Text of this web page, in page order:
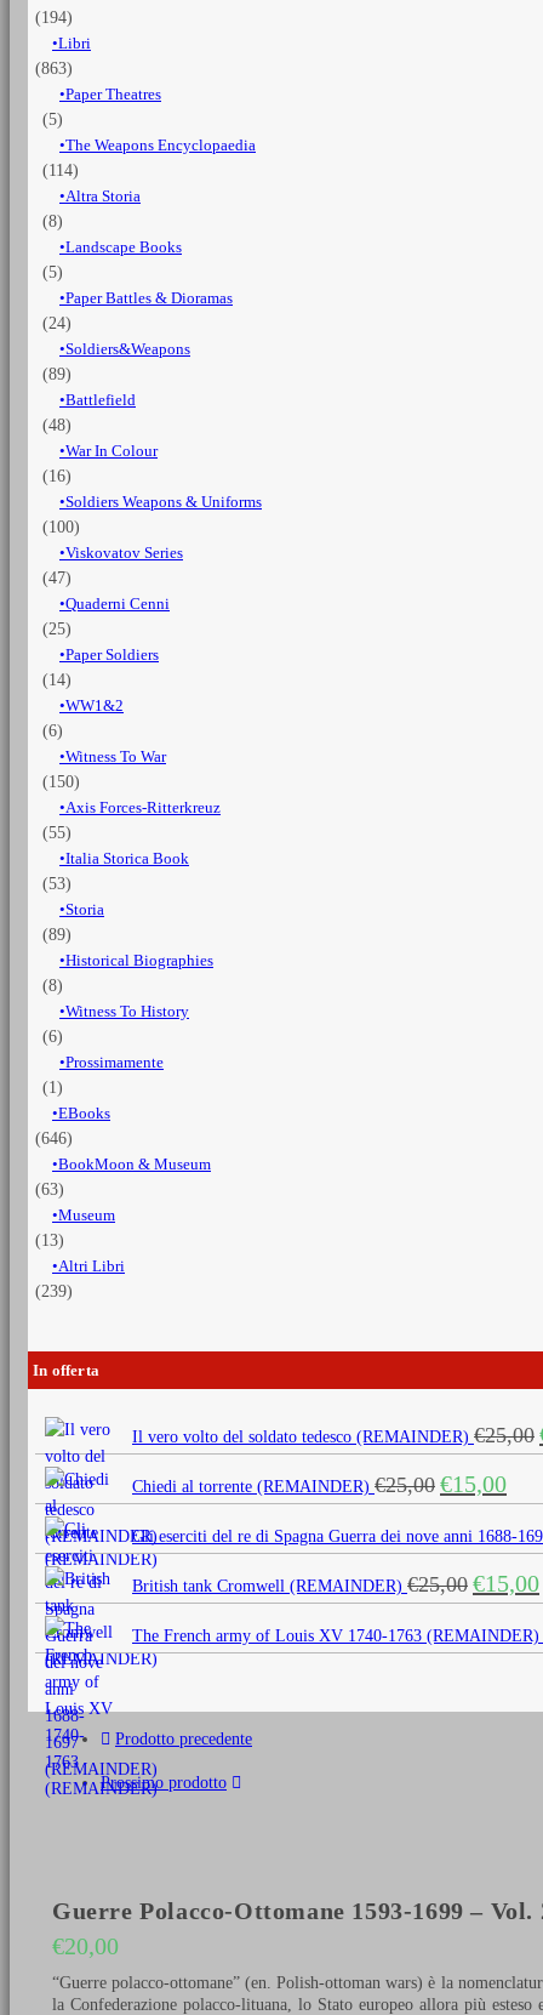
scontri
armati
quantità
(194)
Libri
(863)
Paper Theatres
(5)
The Weapons Encyclopaedia
(114)
Altra Storia
(8)
Landscape Books
(5)
Paper Battles & Dioramas
(24)
Soldiers&Weapons
(89)
Battlefield
(48)
War In Colour
(16)
Soldiers Weapons & Uniforms
(100)
Viskovatov Series
(47)
Quaderni Cenni
(25)
Paper Soldiers
(14)
WW1&2
(6)
Witness To War
(150)
Axis Forces-Ritterkreuz
(55)
Italia Storica Book
(53)
Storia
(89)
Historical Biographies
(8)
Witness To History
(6)
Prossimamente
(1)
EBooks
(646)
BookMoon & Museum
(63)
Museum
(13)
Altri Libri
(239)
In offerta
Il vero volto del soldato tedesco (REMAINDER) €25,00
Chiedi al torrente (REMAINDER) €25,00 Il
prezzo
originale
era:
€25,00.
€15,00
è:
Gli eserciti del re di Spagna Guerra dei nove anni 1688-
British tank Cromwell (REMAINDER) €25,00 Il
prezzo
originale
era:
€15,00
The French army of Louis XV 1740-1763 (REMAINDER)
Prodotto precedente
Prossimo prodotto
Guerre Polacco-Ottomane 1593-1699 –
€20,00
“Guerre polacco-ottomane” (en. Polish-ottoman wars) è la
la Confederazione polacco-lituana, lo Stato europeo allora più